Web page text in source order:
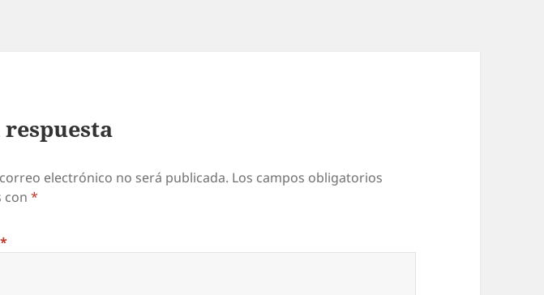
electrónico no será publicada. Los campos obligatorios
con*
*